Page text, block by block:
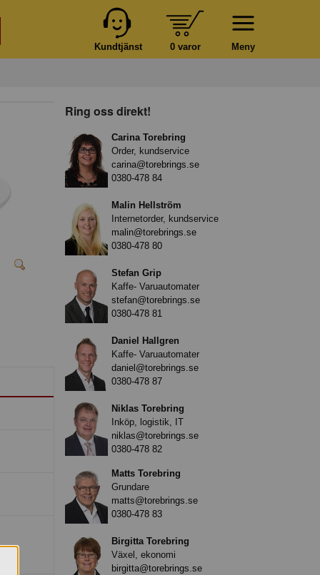
Meny
0 varor
Kundtjänst
Ring oss direkt!
Carina Torebring
Order, kundservice
carina@torebrings.se
0380-478 84
Malin Hellström
Internetorder, kundservice
malin@torebrings.se
0380-478 80
Stefan Grip
Kaffe- Varuautomater
stefan@torebrings.se
0380-478 81
Daniel Hallgren
Kaffe- Varuautomater
daniel@torebrings.se
0380-478 87
Niklas Torebring
Inköp, logistik, IT
niklas@torebrings.se
0380-478 82
Matts Torebring
Grundare
matts@torebrings.se
0380-478 83
Birgitta Torebring
Växel, ekonomi
birgitta@torebrings.se